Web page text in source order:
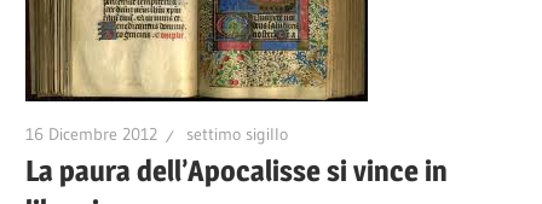
16 Dicembre 2012 settimo sigillo
La paura dell’Apocalisse si vince in